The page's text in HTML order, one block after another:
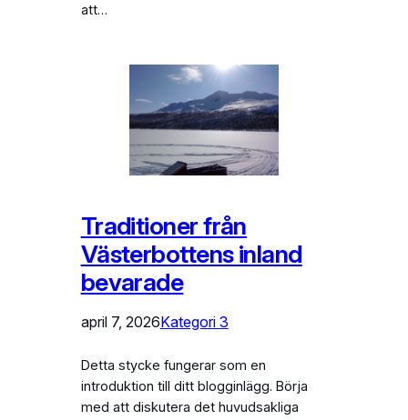
att…
Traditioner från
Västerbottens inland
bevarade
april 7, 2026Kategori 3
Detta stycke fungerar som en
introduktion till ditt blogginlägg. Börja
med att diskutera det huvudsakliga